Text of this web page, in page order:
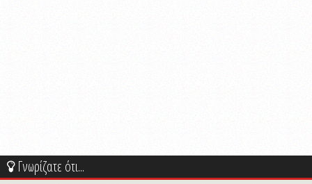
Γνωρίζατε ότι...